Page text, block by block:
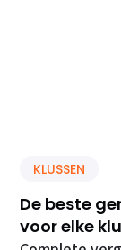
KLUSSEN
De beste
voor elke